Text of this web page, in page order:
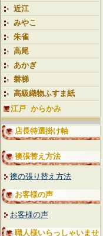
近江
みやこ
朱雀
高尾
あかぎ
磐梯
高級織物ふすま紙
江戸 からかみ
店長特選掛け軸
襖張替え方法
襖の張り替え方法
お客様の声
お客様の声
職人様いらっしゃいませ